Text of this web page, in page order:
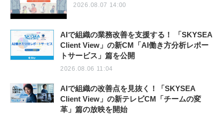
2026.08.07 14:00
AIで組織の業務改善を支援する！ 「SKYSEA
Client View」の新CM「AI働き方分析レポー
トサービス」篇を公開
2026.08.06 11:04
AIで組織の改善点を見抜く！「SKYSEA
Client View」の新テレビCM「チームの変
革」篇の放映を開始